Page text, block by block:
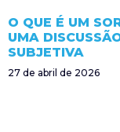
O QUE É UM
UMA
SUBJETIVA
27 de abril de 2026